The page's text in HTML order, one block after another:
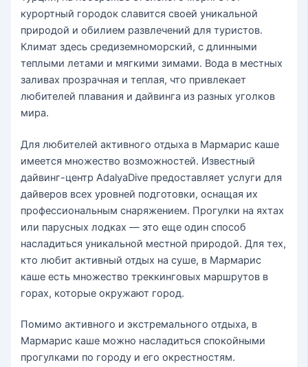
курортный городок славится своей уникальной
природой и обилием развлечений для туристов.
Климат здесь средиземноморский, с длинными
теплыми летами и мягкими зимами. Вода в местных
заливах прозрачная и теплая, что привлекает
любителей плавания и дайвинга из разных уголков
мира.
Для любителей активного отдыха в Мармарис каше
имеется множество возможностей. Известный
дайвинг-центр AdalyaDive предоставляет услуги для
дайверов всех уровней подготовки, оснащая их
профессиональным снаряжением. Прогулки на яхтах
или парусных лодках — это еще один способ
насладиться уникальной местной природой. Для тех,
кто любит активный отдых на суше, в Мармарис
каше есть множество треккинговых маршрутов в
горах, которые окружают город.
Помимо активного и экстремального отдыха, в
Мармарис каше можно насладиться спокойными
прогулками по городу и его окрестностям.